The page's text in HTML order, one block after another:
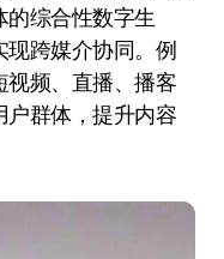
综合性数字生
现跨媒介协同。例
视频、直播、播客
户群体，提升内容